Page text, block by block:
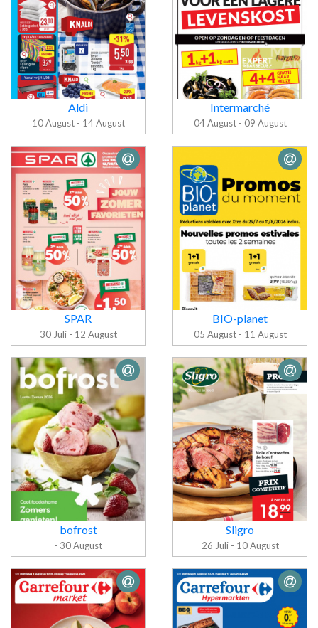
Folder Aldi
Aldi
10 August - 14 August
Intermarché
Intermarché
04 August - 09 August
Folder SPAR
SPAR
30 Juli - 12 August
Folder BIO-
planet
BIO-planet
05 August - 11 August
Folder bofrost
bofrost
- 30 August
Folder Sligro
Sligro
26 Juli - 10 August